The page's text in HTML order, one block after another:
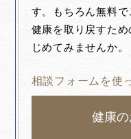
す。もちろん無料
健康を取り戻すた
じめてみませんか。
相談フォームを使
健康